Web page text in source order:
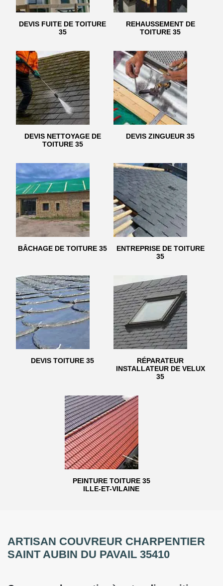
DEVIS FUITE DE TOITURE
35
REHAUSSEMENT DE
TOITURE 35
DEVIS NETTOYAGE DE
TOITURE 35
DEVIS ZINGUEUR 35
BÂCHAGE DE TOITURE 35
ENTREPRISE DE TOITURE
35
DEVIS TOITURE 35
RÉPARATEUR
INSTALLATEUR DE VELUX
35
PEINTURE TOITURE 35
ILLE-ET-VILAINE
ARTISAN COUVREUR CHARPENTIER
SAINT AUBIN DU PAVAIL 35410